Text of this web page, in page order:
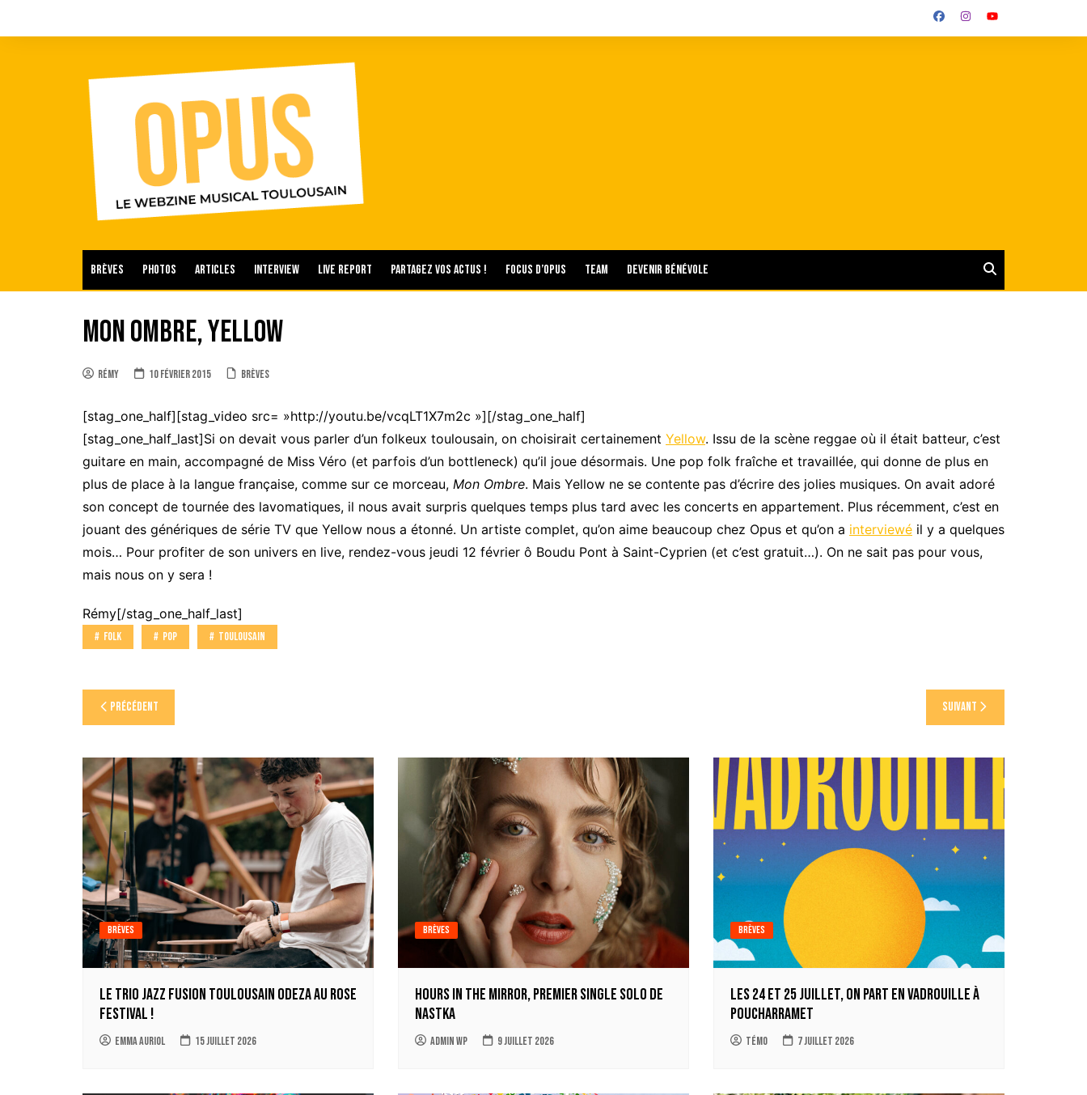
Brèves Photos Articles Interview Live report Partagez vos actus ! Focus d’Opus Team Devenir bénévole
Mon Ombre, Yellow
Rémy 10 février 2015 Brèves
[stag_one_half][stag_video src= »http://youtu.be/vcqLT1X7m2c »][/stag_one_half]
[stag_one_half_last]Si on devait vous parler d’un folkeux toulousain, on choisirait certainement Yellow. Issu de la scène reggae où il était batteur, c’est
guitare en main, accompagné de Miss Véro (et parfois d’un bottleneck) qu’il joue désormais. Une pop folk fraîche et travaillée, qui donne de plus en
plus de place à la langue française, comme sur ce morceau, Mon Ombre. Mais Yellow ne se contente pas d’écrire des jolies musiques. On avait adoré
son concept de tournée des lavomatiques, il nous avait surpris quelques temps plus tard avec les concerts en appartement. Plus récemment, c’est en
jouant des génériques de série TV que Yellow nous a étonné. Un artiste complet, qu’on aime beaucoup chez Opus et qu’on a interviewé il y a quelques
mois… Pour profiter de son univers en live, rendez-vous jeudi 12 février ô Boudu Pont à Saint-Cyprien (et c’est gratuit…). On ne sait pas pour vous,
mais nous on y sera !
Rémy[/stag_one_half_last]
Folk Pop Toulousain
Navigation
de
l’article
Précédent Suivant
Brèves
Le trio jazz fusion toulousain ODEZA au Rose
Festival !
Emma Auriol 15 juillet 2026
Brèves
Hours in the mirror, premier single solo de
Nastka
Admin WP 9 juillet 2026
Brèves
Les 24 et 25 juillet, on part en Vadrouille à
Poucharramet
Témo 7 juillet 2026